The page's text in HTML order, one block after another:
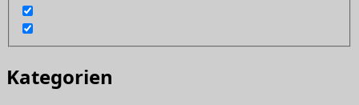
Kategorien